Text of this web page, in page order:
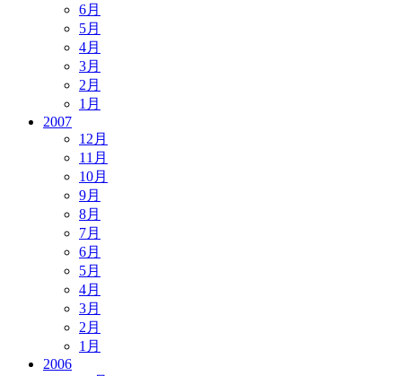
6月
5月
4月
3月
2月
1月
2007
12月
11月
10月
9月
8月
7月
6月
5月
4月
3月
2月
1月
2006